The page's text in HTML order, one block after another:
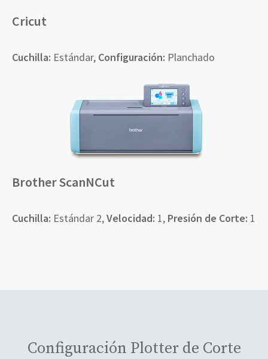
Cricut
Cuchilla: Estándar, Configuración: Planchado
Brother ScanNCut
Cuchilla: Estándar 2,Velocidad: 1, Presión de Corte: 1
Configuración Plotter de Corte